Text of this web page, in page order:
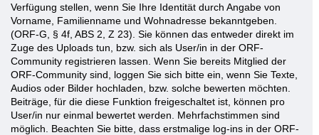
Verfügung stellen, wenn Sie Ihre Identität durch Angabe von
Vorname, Familienname und Wohnadresse bekanntgeben.
(ORF-G, § 4f, ABS 2, Z 23). Sie können das entweder direkt im
Zuge des Uploads tun, bzw. sich als User/in in der ORF-
Community registrieren lassen. Wenn Sie bereits Mitglied der
ORF-Community sind, loggen Sie sich bitte ein, wenn Sie Texte,
Audios oder Bilder hochladen, bzw. solche bewerten möchten.
Beiträge, für die diese Funktion freigeschaltet ist, können pro
User/in nur einmal bewertet werden. Mehrfachstimmen sind
möglich. Beachten Sie bitte, dass erstmalige log-ins in der ORF-